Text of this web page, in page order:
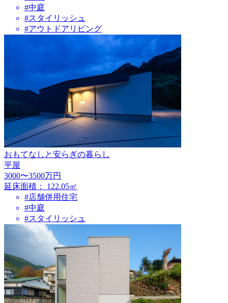
#中庭
#スタイリッシュ
#アウトドアリビング
おもてなしと安らぎの暮らし
平屋
3000〜3500万円
延床面積：
122.05㎡
#店舗併用住宅
#中庭
#スタイリッシュ